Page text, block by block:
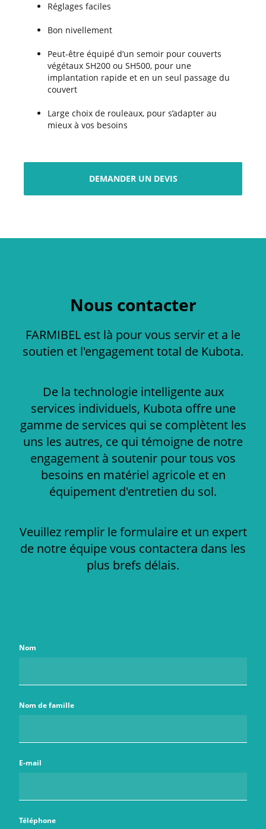
Réglages faciles
Bon nivellement
Peut-être équipé d’un semoir pour couverts
végétaux SH200 ou SH500, pour une
implantation rapide et en un seul passage du
couvert
Large choix de rouleaux, pour s’adapter au
mieux à vos besoins
DEMANDER UN DEVIS
Nous contacter
FARMIBEL est là pour vous servir et a le
soutien et l'engagement total de Kubota.
De la technologie intelligente aux
services individuels, Kubota offre une
gamme de services qui se complètent les
uns les autres, ce qui témoigne de notre
engagement à soutenir pour tous vos
besoins en matériel agricole et en
équipement d'entretien du sol.
Veuillez remplir le formulaire et un expert
de notre équipe vous contactera dans les
plus brefs délais.
Nom
Nom de famille
E-mail
Téléphone